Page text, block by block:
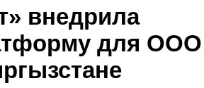
внедрила
для ООО